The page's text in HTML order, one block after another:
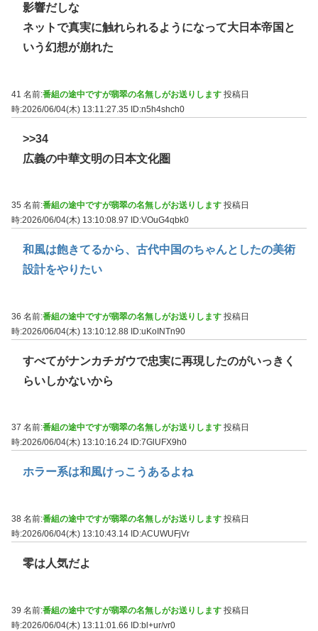
影響だしな
ネットで真実に触れられるようになって大日本帝国と
いう幻想が崩れた
41 名前:番組の途中ですが翡翠の名無しがお送りします 投稿日
時:2026/06/04(木) 13:11:27.35 ID:n5h4shch0
>>34
広義の中華文明の日本文化圏
35 名前:番組の途中ですが翡翠の名無しがお送りします 投稿日
時:2026/06/04(木) 13:10:08.97
ID:VOuG4qbk0
和風は飽きてるから、古代中国のちゃんとしたの美術
設計をやりたい
36 名前:番組の途中ですが翡翠の名無しがお送りします 投稿日
時:2026/06/04(木) 13:10:12.88 ID:uKoINTn90
すべてがナンカチガウで忠実に再現したのがいっきく
らいしかないから
37 名前:番組の途中ですが翡翠の名無しがお送りします 投稿日
時:2026/06/04(木) 13:10:16.24 ID:7GlUFX9h0
ホラー系は和風けっこうあるよね
38 名前:番組の途中ですが翡翠の名無しがお送りします 投稿日
時:2026/06/04(木) 13:10:43.14 ID:ACUWUFjVr
零は人気だよ
39 名前:番組の途中ですが翡翠の名無しがお送りします 投稿日
時:2026/06/04(木) 13:11:01.66 ID:bl+ur/vr0